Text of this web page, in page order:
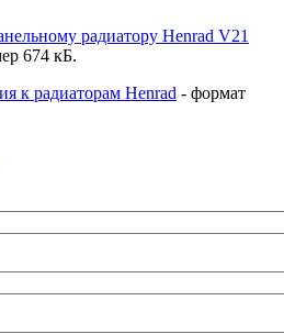
радиатору Henrad V21
674 кБ.
к радиаторам Henrad - формат